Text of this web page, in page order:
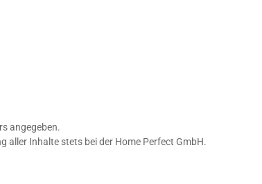
angegeben.
Inhalte stets bei der Home Perfect GmbH.